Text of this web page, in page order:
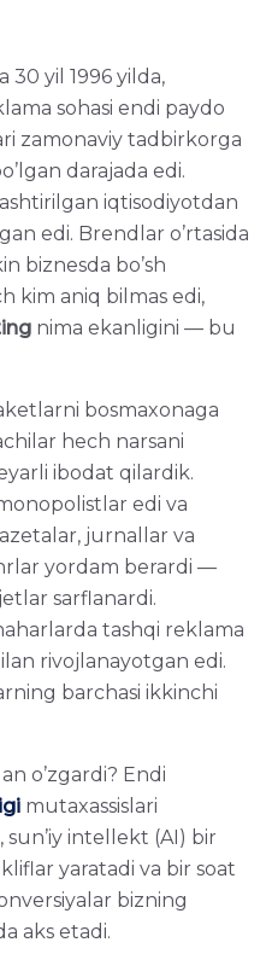
30 yil 1996 yilda,
sohasi endi paydo
zamonaviy tadbirkorga
darajada edi.
iqtisodiyotdan
edi. Brendlar o’rtasida
biznesda bo’sh
kim aniq bilmas edi,
nima ekanligini — bu
bosmaxonaga
hech narsani
ibodat qilardik.
edi va
jurnallar va
yordam berardi —
sarflanardi.
tashqi reklama
rivojlanayotgan edi.
barchasi ikkinchi
o’zgardi? Endi
mutaxassislari
intellekt (AI) bir
yaratadi va bir soat
bizning
aks etadi.